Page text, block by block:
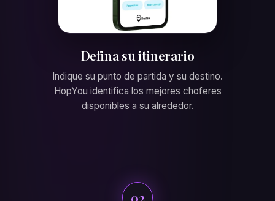
Defina su itinerario
Indique su punto de partida y su destino.
HopYou identifica los mejores choferes
disponibles a su alrededor.
02